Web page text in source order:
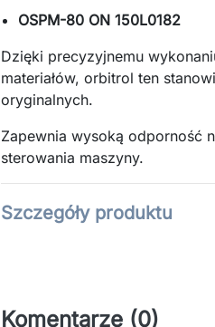
OSPM-80 ON 150L0182
Dzięki precyzyjnemu
materiałów, orbitrol ten
oryginalnych.
Zapewnia wysoką odporność
sterowania maszyny.
Szczegóły produktu
Komentarze (0)